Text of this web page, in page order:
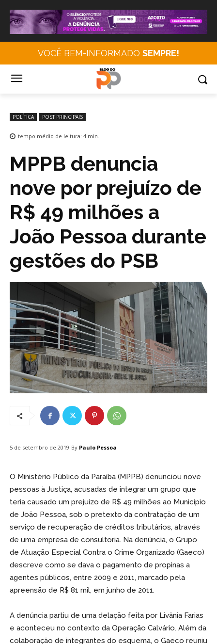
VOCÊ BEM-INFORMADO SEMPRE!
POLÍTICA POST PRINCIPAIS
tempo médio de leitura: 4 min.
MPPB denuncia
nove por prejuízo de
R$ 49 milhões a
João Pessoa durante
gestões do PSB
5 de setembro de 2019 By Paulo Pessoa
O Ministério Público da Paraíba (MPPB) denunciou nove
pessoas à Justiça, acusadas de integrar um grupo que
teria causado um prejuízo de R$ 49 milhões ao Município
de João Pessoa, sob o pretexto da contratação de um
serviço de recuperação de créditos tributários, através
de uma empresa de consultoria. Na denúncia, o Grupo
de Atuação Especial Contra o Crime Organizado (Gaeco)
descreve como se dava o pagamento de propinas a
agentes públicos, entre 2009 e 2011, marcado pela
apreensão de R$ 81 mil, em junho de 2011.
A denúncia partiu de uma delação feita por Livânia Farias
e aconteceu no contexto da Operação Calvário. Além da
colaboração de integrantes do esquema, o Gaeco reuniu